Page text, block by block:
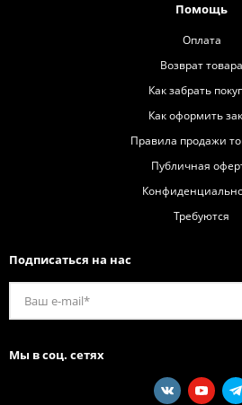
Помощь
Оплата
Возврат товара
Как забрать
Как оформить
Правила продажи
Публичная
Требуются
Подписаться на нас
Мы в соц. сетях